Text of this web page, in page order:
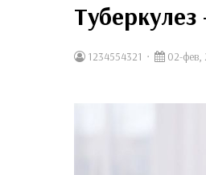
1234554321 02-фев,